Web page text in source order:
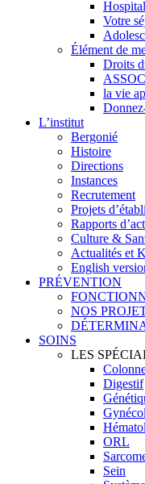
Votre
Élément de
Droits
la vie
L’institut
Bergonié
Histoire
Directions
Instances
Recrutement
Projets
Rapports
Culture &
Actualités et
English
PRÉVENTION
NOS
SOINS
LES
Digestif
ORL
Sein